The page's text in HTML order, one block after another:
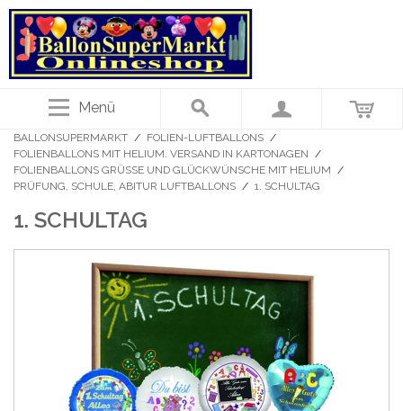
Menü
BALLONSUPERMARKT / FOLIEN-LUFTBALLONS /
FOLIENBALLONS MIT HELIUM. VERSAND IN KARTONAGEN /
FOLIENBALLONS GRÜSSE UND GLÜCKWÜNSCHE MIT HELIUM
/
PRÜFUNG, SCHULE, ABITUR LUFTBALLONS / 1. SCHULTAG
1. SCHULTAG